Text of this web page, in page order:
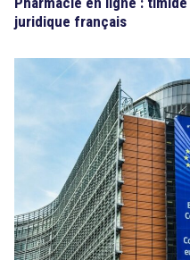
juridique français